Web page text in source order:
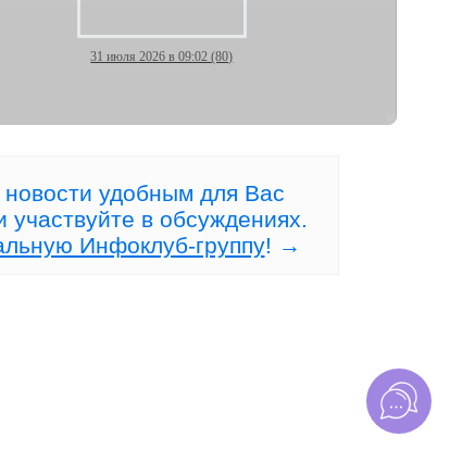
31 июля 2026 в 09:02 (80)
Рынок, где НЕТ конкурентов!
удобным для Вас
в обсуждениях.
Инфоклуб-группу! →